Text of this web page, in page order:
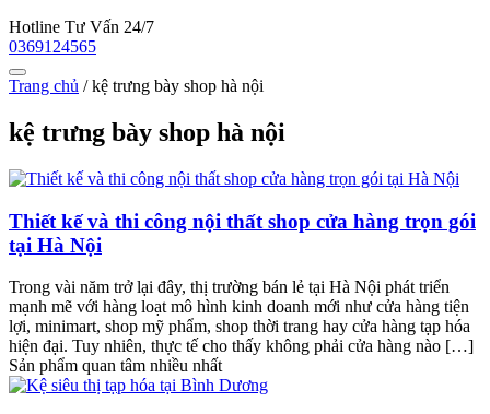
Hotline Tư Vấn 24/7
0369124565
Trang chủ /kệ trưng bày shop hà nội
kệ trưng bày shop hà nội
Thiết kế và thi công nội thất shop cửa hàng trọn gói
tại Hà Nội
Trong vài năm trở lại đây, thị trường bán lẻ tại Hà Nội phát triển
mạnh mẽ với hàng loạt mô hình kinh doanh mới như cửa hàng tiện
lợi, minimart, shop mỹ phẩm, shop thời trang hay cửa hàng tạp hóa
hiện đại. Tuy nhiên, thực tế cho thấy không phải cửa hàng nào […]
Sản phẩm quan tâm nhiều nhất